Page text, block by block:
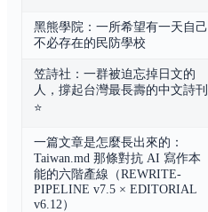
黑熊學院：一所希望有一天自己
不必存在的民防學校
笠詩社：一群被迫忘掉日文的
人，撐起台灣最長壽的中文詩刊
⭐
一篇文章是怎麼長出來的：
Taiwan.md 那條對抗 AI 寫作本
能的六階產線（REWRITE-
PIPELINE v7.5 × EDITORIAL
v6.12）